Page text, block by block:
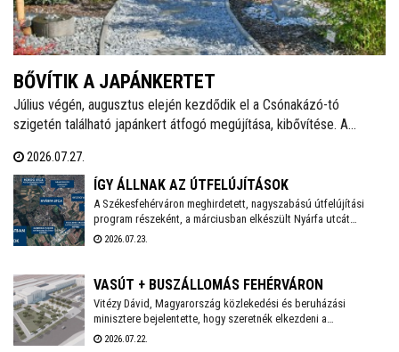
BŐVÍTIK A JAPÁNKERTET
Július végén, augusztus elején kezdődik el a Csónakázó-tó
szigetén található japánkert átfogó megújítása, kibővítése. A
ideje alatt a munkálatokkal érintett területet a látogatók elől
lezárják.
2026.07.27.
ÍGY ÁLLNAK AZ ÚTFELÚJÍTÁSOK
A Székesfehérváron meghirdetett, nagyszabású útfelújítási
program részeként, a márciusban elkészült Nyárfa utcát
követően a Közgyűlés szakbizottsága legutóbbi ülésén újabb
kivitelezőket - adta hírül közösségi oldalán Székesfehérvár
szakaszának felújítása, és kezdődhet a Bébic utcai
szabadidőpark fejlesztése is.
2026.07.23.
VASÚT + BUSZÁLLOMÁS FEHÉRVÁRON
Vitézy Dávid, Magyarország közlekedési és beruházási
minisztere bejelentette, hogy szeretnék elkezdeni a
székesfehérvári vasúti csomópont teljes körű átépítését,
2026.07.22.